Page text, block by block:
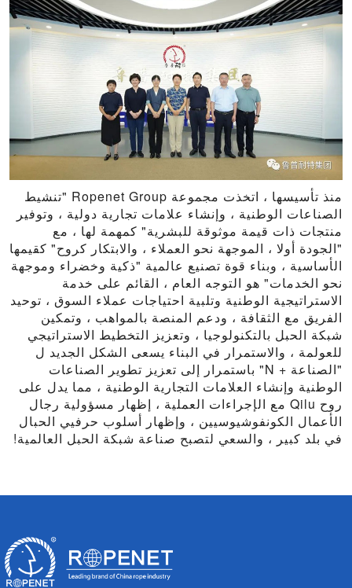
منذ تأسيسها ، اتخذت مجموعة Ropenet Group "تنشيط
الصناعات الوطنية ، وإنشاء علامات تجارية دولية ، وتوفير
منتجات ذات قيمة موثوقة للبشرية" كمهمة لها ، مع
"الجودة أولا ، الموجهة نحو العملاء ، والابتكار كروح" كقيمها
الأساسية ، وبناء قوة تصنيع عالمية "ذكية وخضراء وموجهة
نحو الخدمات" هو التوجه العام ، القائم على خدمة
الاستراتيجية الوطنية وتلبية احتياجات عملاء السوق ، توحيد
الفريق مع الثقافة ، ودعم المنصة بالمواهب ، وتمكين
شبكة الحبل بالتكنولوجيا ، وتعزيز التخطيط الاستراتيجي
للعولمة ، والاستمرار في البناء يسعى الشكل الجديد ل
"الصناعة + N" باستمرار إلى تعزيز تطوير الصناعات
الوطنية وإنشاء العلامات التجارية الوطنية ، مما يدل على
روح Qilu مع الإجراءات العملية ، إظهار مسؤولية رجال
الأعمال الكونفوشيوسيين ، وإظهار أسلوب حرفيي الحبال
في بلد كبير ، والسعي لتصبح صناعة شبكة الحبل العالمية!